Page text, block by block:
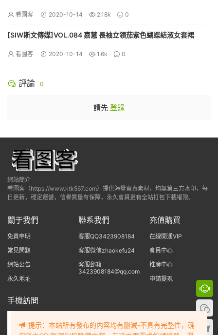
看圖客 2020-10-14 2.18k 0
[SIW斯文傳媒]VOL.084 嘉慧 長袖立領茄紫色蝴蝶結淑女套裙
看圖客 2020-10-14 1.6k 0
評論 0
請先 登錄
網站簡介
看圖客（https://www.ktk567.com）提供海量寫真素材，均無第三方水印，每
日更新，穩定運營，信譽質量有保障，永久會員更有全站打包下載權限。
關于我們
免責申明
常見問題
網站公告
永久地址
聯系我們
客服QQ3423908184
客服微信zhaokefu24
客服郵箱
3423908184@qq.com
充值購買
在線開通VIP
會員中心
推廣中心
申請提現
手機訪問
提示：本站所有發布的内容均有删減-不具有完整性，确